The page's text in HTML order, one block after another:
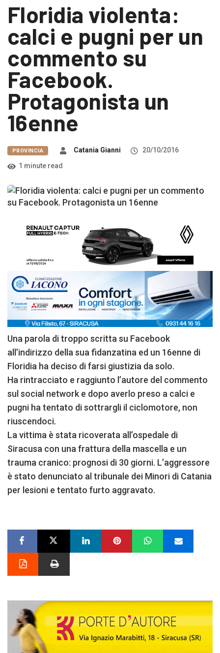
Floridia violenta:
calci e pugni per un
commento su
Facebook.
Protagonista un
16enne
PROVINCIA Catania Gianni
20/10/2016
1 minute read
Una parola di troppo scritta su Facebook
all’indirizzo della sua fidanzatina ed un 16enne di
Floridia ha deciso di farsi giustizia da solo.
Ha rintracciato e raggiunto l’autore del commento
sul social network e dopo averlo preso a calci e
pugni ha tentato di sottrargli il ciclomotore, non
riuscendoci.
La vittima è stata ricoverata all’ospedale di
Siracusa con una frattura della mascella e un
trauma cranico: prognosi di 30 giorni. L’aggressore
è stato denunciato al tribunale dei Minori di Catania
per lesioni e tentato furto aggravato.